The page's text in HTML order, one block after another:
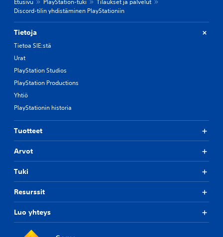
Etusivu PlayStation-tuki
Tilaukset ja palvelut
Discord-tilin yhdistäminen PlayStationiin
Tietoja
Tietoa SIE:stä
Urat
PlayStation Studios
PlayStation Productions
Yhtiö
PlayStationin historia
Tuotteet
Arvot
Tuki
Resurssit
Luo yhteys